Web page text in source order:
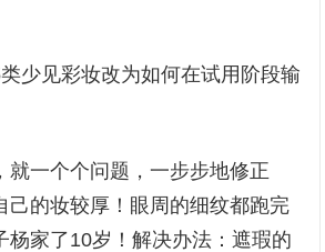
少见彩妆改为如何在试用阶段输
就一个个问题，一步步地修正
己的妆较厚！眼周的细纹都跑完
杨家了10岁！解决办法：遮瑕的